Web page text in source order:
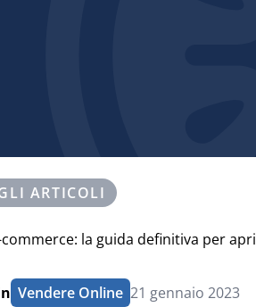
ARTICOLI
Vendere Online 21 gennaio 2023